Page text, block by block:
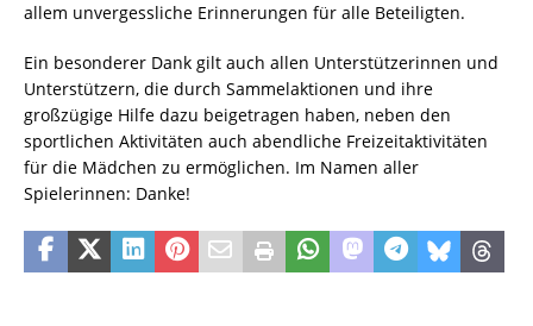
allem unvergessliche Erinnerungen für alle Beteiligten.
Ein besonderer Dank gilt auch allen Unterstützerinnen und
Unterstützern, die durch Sammelaktionen und ihre
großzügige Hilfe dazu beigetragen haben, neben den
sportlichen Aktivitäten auch abendliche Freizeitaktivitäten
für die Mädchen zu ermöglichen. Im Namen aller
Spielerinnen: Danke!